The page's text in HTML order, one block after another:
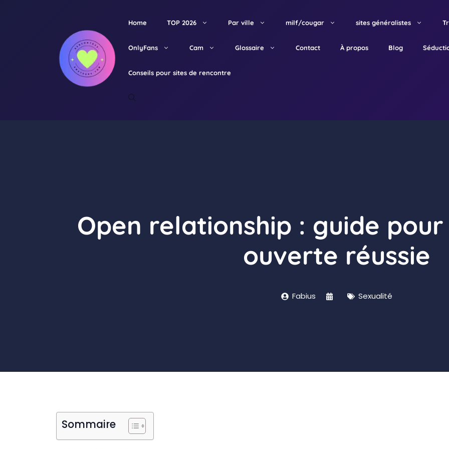
Home TOP 2026 Par ville milf/cougar sites généralistes
OnlyFans Cam Glossaire Contact À propos Blog
Conseils pour sites de rencontre
Open relationship : guide
ouverte réussie
Fabius Sexualité
Sommaire